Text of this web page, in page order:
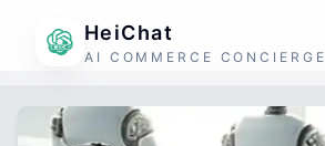
HeiChat
AI COMMERCE CONCIERGE